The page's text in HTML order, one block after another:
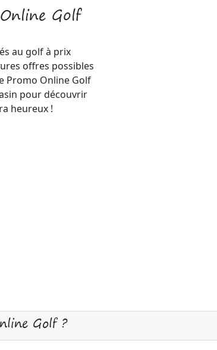
Golf
au golf à prix
offres possibles
Promo Online Golf
pour découvrir
heureux !
Golf ?